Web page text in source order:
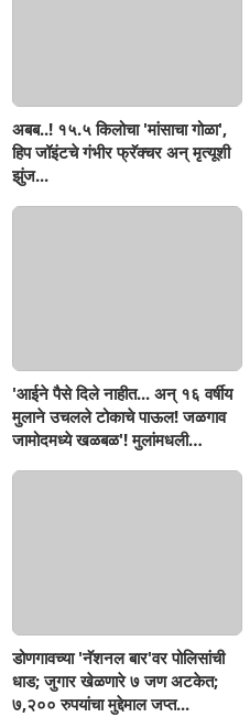
अबब..! १५.५ किलोचा 'मांसाचा गोळा',
हिप जॉइंटचे गंभीर फ्रॅक्चर अन् मृत्यूशी
झुंज...
'आईने पैसे दिले नाहीत... अन् १६ वर्षीय
मुलाने उचलले टोकाचे पाऊल! जळगाव
जामोदमध्ये खळबळ'! मुलांमधली
डोणगावच्या 'नॅशनल बार'वर पोलिसांची
धाड; जुगार खेळणारे ७ जण अटकेत;
७,२०० रुपयांचा मुद्देमाल जप्त...